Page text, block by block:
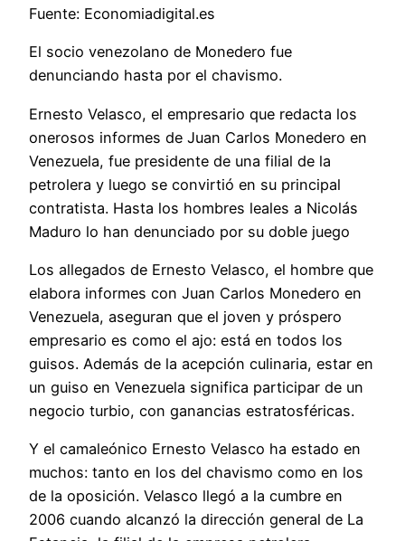
Fuente: Economiadigital.es
El socio venezolano de Monedero fue
denunciando hasta por el chavismo.
Ernesto Velasco, el empresario que redacta los
onerosos informes de Juan Carlos Monedero en
Venezuela, fue presidente de una filial de la
petrolera y luego se convirtió en su principal
contratista. Hasta los hombres leales a Nicolás
Maduro lo han denunciado por su doble juego
Los allegados de Ernesto Velasco, el hombre que
elabora informes con Juan Carlos Monedero en
Venezuela, aseguran que el joven y próspero
empresario es como el ajo: está en todos los
guisos. Además de la acepción culinaria, estar en
un guiso en Venezuela significa participar de un
negocio turbio, con ganancias estratosféricas.
Y el camaleónico Ernesto Velasco ha estado en
muchos: tanto en los del chavismo como en los
de la oposición. Velasco llegó a la cumbre en
2006 cuando alcanzó la dirección general de La